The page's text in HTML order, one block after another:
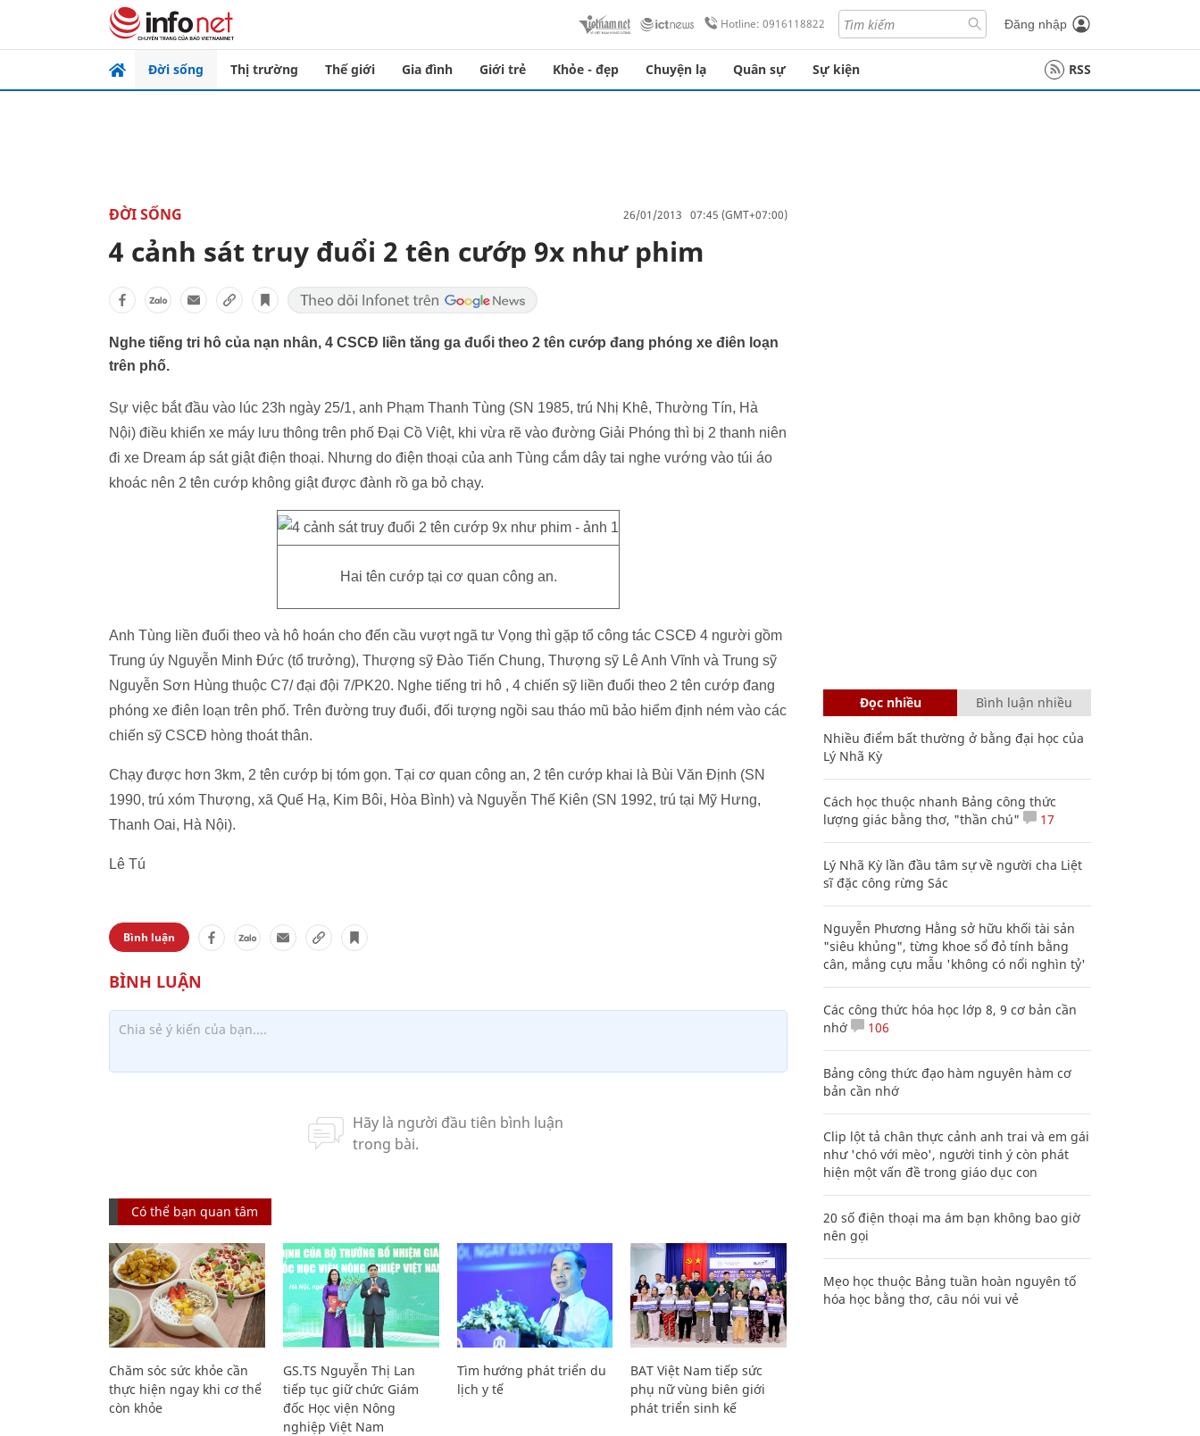
Hotline: 0916118822 Đăng nhập
Đời sống Thị trường Thế giới Gia đình Giới trẻ Khỏe - đẹp Chuyện lạ Quân sự Sự kiện RSS
ĐỜI SỐNG 26/01/2013 07:45 (GMT+07:00)
4 cảnh sát truy đuổi 2 tên cướp 9x như phim
Nghe tiếng tri hô của nạn nhân, 4 CSCĐ liền tăng ga đuổi theo 2 tên cướp đang phóng xe điên loạn
trên phố.
Sự việc bắt đầu vào lúc 23h ngày 25/1, anh Phạm Thanh Tùng (SN 1985, trú Nhị Khê, Thường Tín, Hà
Nội) điều khiển xe máy lưu thông trên phố Đại Cồ Việt, khi vừa rẽ vào đường Giải Phóng thì bị 2 thanh niên
đi xe Dream áp sát giật điện thoại. Nhưng do điện thoại của anh Tùng cắm dây tai nghe vướng vào túi áo
khoác nên 2 tên cướp không giật được đành rồ ga bỏ chạy.
Hai tên cướp tại cơ quan công an.
Anh Tùng liền đuổi theo và hô hoán cho đến cầu vượt ngã tư Vọng thì gặp tổ công tác CSCĐ 4 người gồm
Trung úy Nguyễn Minh Đức (tổ trưởng), Thượng sỹ Đào Tiến Chung, Thượng sỹ Lê Anh Vĩnh và Trung sỹ
Nguyễn Sơn Hùng thuộc C7/ đại đội 7/PK20. Nghe tiếng tri hô , 4 chiến sỹ liền đuổi theo 2 tên cướp đang
phóng xe điên loạn trên phố. Trên đường truy đuổi, đối tượng ngồi sau tháo mũ bảo hiểm định ném vào các
chiến sỹ CSCĐ hòng thoát thân.
Chạy được hơn 3km, 2 tên cướp bị tóm gọn. Tại cơ quan công an, 2 tên cướp khai là Bùi Văn Định (SN
1990, trú xóm Thượng, xã Quế Hạ, Kim Bôi, Hòa Bình) và Nguyễn Thế Kiên (SN 1992, trú tại Mỹ Hưng,
Thanh Oai, Hà Nội).
Lê Tú
Bình luận
Có thể bạn quan tâm
Chăm sóc sức khỏe cần
thực hiện ngay khi cơ thể
còn khỏe
GS.TS Nguyễn Thị Lan
tiếp tục giữ chức Giám
đốc Học viện Nông
nghiệp Việt Nam
Tìm hướng phát triển du
lịch y tế
BAT Việt Nam tiếp sức
phụ nữ vùng biên giới
phát triển sinh kế
Đọc nhiều Bình luận nhiều
Nhiều điểm bất thường ở bằng đại học của
Lý Nhã Kỳ
Cách học thuộc nhanh Bảng công thức
lượng giác bằng thơ, "thần chú"
17
Lý Nhã Kỳ lần đầu tâm sự về người cha Liệt
sĩ đặc công rừng Sác
Nguyễn Phương Hằng sở hữu khối tài sản
"siêu khủng", từng khoe sổ đỏ tính bằng
cân, mắng cựu mẫu 'không có nổi nghìn tỷ'
Các công thức hóa học lớp 8, 9 cơ bản cần
nhớ
106
Bảng công thức đạo hàm nguyên hàm cơ
bản cần nhớ
Clip lột tả chân thực cảnh anh trai và em gái
như 'chó với mèo', người tinh ý còn phát
hiện một vấn đề trong giáo dục con
20 số điện thoại ma ám bạn không bao giờ
nên gọi
Mẹo học thuộc Bảng tuần hoàn nguyên tố
hóa học bằng thơ, câu nói vui vẻ